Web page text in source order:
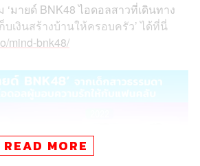
มายด์ BNK48 ไอดอลสาวที่เดินทาง
บเงินสร้างบ้านให้ครอบครัว’ ได้ที่นี่
mind-bnk48/
READ MORE